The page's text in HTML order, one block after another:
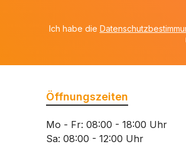
Ich habe die
Öffnungszeiten
Mo - Fr: 08:00 - 18:00 Uhr
Sa: 08:00 - 12:00 Uhr